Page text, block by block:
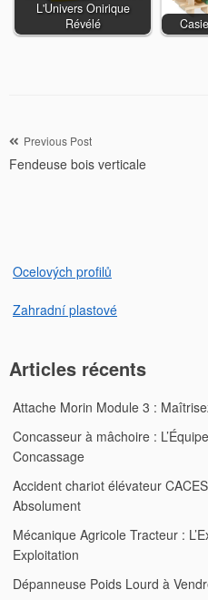
L'Univers Onirique
Révélé
Navigation
de
Previous Post
Fendeuse bois verticale
Ocelových profilů
Zahradní plastové
Articles récents
Attache Morin Module 3 :
Concasseur à mâchoire :
Concassage
Accident chariot élévateur
Absolument
Mécanique Agricole Tracteur :
Exploitation
Dépanneuse Poids Lourd à